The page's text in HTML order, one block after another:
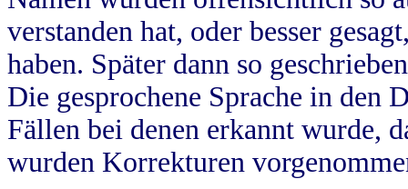
verstanden hat, oder besser
haben. Später dann so
Die gesprochene Sprache in
Fällen bei denen erkannt wurde,
wurden Korrekturen